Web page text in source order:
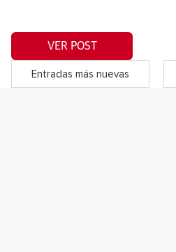
VER POST
Entradas más nuevas